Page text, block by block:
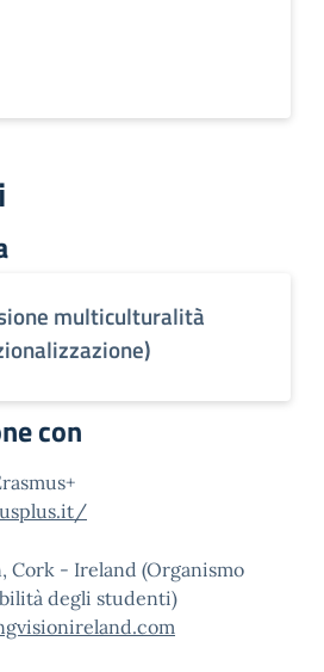
multiculturalità
con
Cork - Ireland (Organismo
degli studenti)